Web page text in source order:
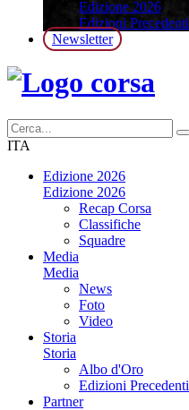
Edizione 2026
Edizioni Precedenti
Newsletter
ITA
Edizione 2026
Edizione 2026
Recap Corsa
Classifiche
Squadre
Media
Media
News
Foto
Video
Storia
Storia
Albo d'Oro
Edizioni Precedenti
Partner